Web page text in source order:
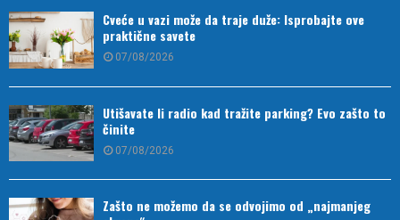
Cveće u vazi može da traje duže: Isprobajte ove
praktične savete
07/08/2026
Utišavate li radio kad tražite parking? Evo zašto to
činite
07/08/2026
Zašto ne možemo da se odvojimo od „najmanjeg